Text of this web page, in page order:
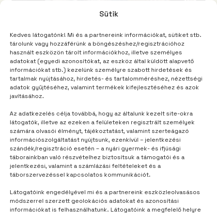
Sütik
Kedves látogatónk! Mi és a partnereink információkat, sütiket stb.
tárolunk vagy hozzáférünk a böngészéshez/regisztrációhoz
használt eszközön tárolt információkhoz, illetve személyes
adatokat (egyedi azonosítókat, az eszköz által küldött alapvető
információkat stb.) kezelünk személyre szabott hirdetések és
tartalmak nyújtásához, hirdetés- és tartalomméréshez, nézettségi
adatok gyűjtéséhez, valamint termékek kifejlesztéséhez és azok
javításához.
Az adatkezelés célja továbbá, hogy az általunk kezelt site-okra
látogatók, illetve az ezeken a felületeken regisztrált személyek
számára olvasói élményt, tájékoztatást, valamint szerteágazó
információszolgáltatást nyújtsunk, ezenkívül – jelentkezési
szándék/regisztráció esetén – a nyári gyermek- és ifjúsági
táborainkban való részvételhez biztosítsuk a támogatói és a
jelentkezési, valamint a számlázási feltételeket és a
táborszervezéssel kapcsolatos kommunikációt.
Látogatóink engedélyével mi és a partnereink eszközleolvasásos
módszerrel szerzett geolokációs adatokat és azonosítási
információkat is felhasználhatunk. Látogatóink a megfelelő helyre
3 hónap telt el
Nyugi-mugi, ez a táborok tábora!
TÁBOROM 3 év telt el